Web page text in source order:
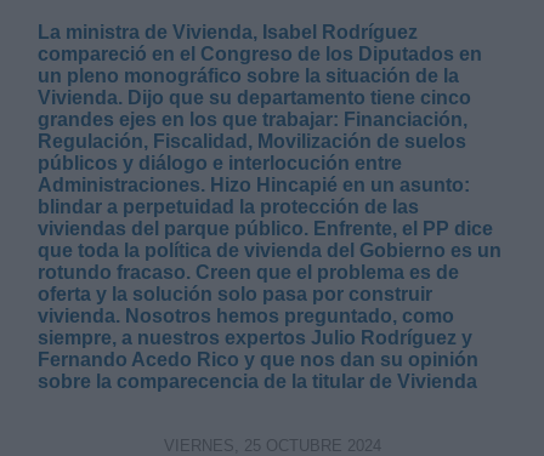
La ministra de Vivienda, Isabel Rodríguez
compareció en el Congreso de los Diputados en
un pleno monográfico sobre la situación de la
Vivienda. Dijo que su departamento tiene cinco
grandes ejes en los que trabajar: Financiación,
Regulación, Fiscalidad, Movilización de suelos
públicos y diálogo e interlocución entre
Administraciones. Hizo Hincapié en un asunto:
blindar a perpetuidad la protección de las
viviendas del parque público. Enfrente, el PP dice
que toda la política de vivienda del Gobierno es un
rotundo fracaso. Creen que el problema es de
oferta y la solución solo pasa por construir
vivienda. Nosotros hemos preguntado, como
siempre, a nuestros expertos Julio Rodríguez y
Fernando Acedo Rico y que nos dan su opinión
sobre la comparecencia de la titular de Vivienda
VIERNES, 25 OCTUBRE 2024
Destinatarios:
Derechos:
link
Información adicional
link